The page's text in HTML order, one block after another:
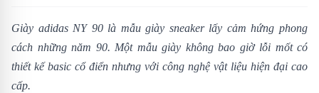
Giày adidas NY 90là mẫu giày sneaker lấy cảm hứng phong
cách những năm 90. Một mẫu giày không bao giờ lỗi mốt có
thiết kế basic cổ điển nhưng với công nghệ vật liệu hiện đại cao
cấp.